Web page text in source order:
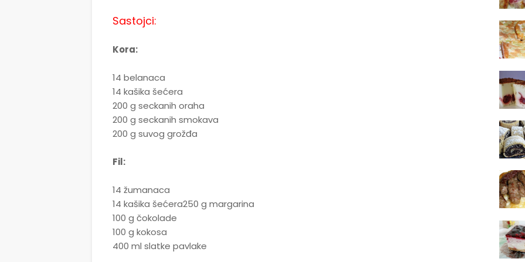
Sastojci:
Kora:
14 belanaca
14 kašika šećera
200 g seckanih oraha
200 g seckanih smokava
200 g suvog grožđa
Fil:
14 žumanaca
14 kašika šećera250 g margarina
100 g čokolade
100 g kokosa
400 ml slatke pavlake